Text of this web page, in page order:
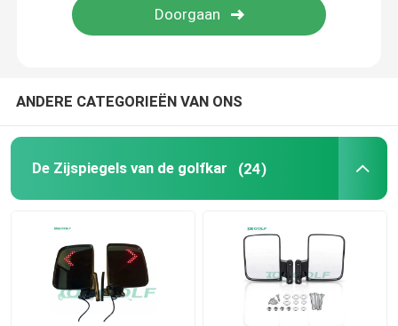
De Bijlagen van de golfkar
Het windscherm van de golfkar
Het Lithiumbatterij van de golfkar
LVTONG-golfkaronderdelen
ICON-serviceonderdelen
ANDERE CATEGORIEËN VAN ONS
De Zijspiegels van de golfkar (24)